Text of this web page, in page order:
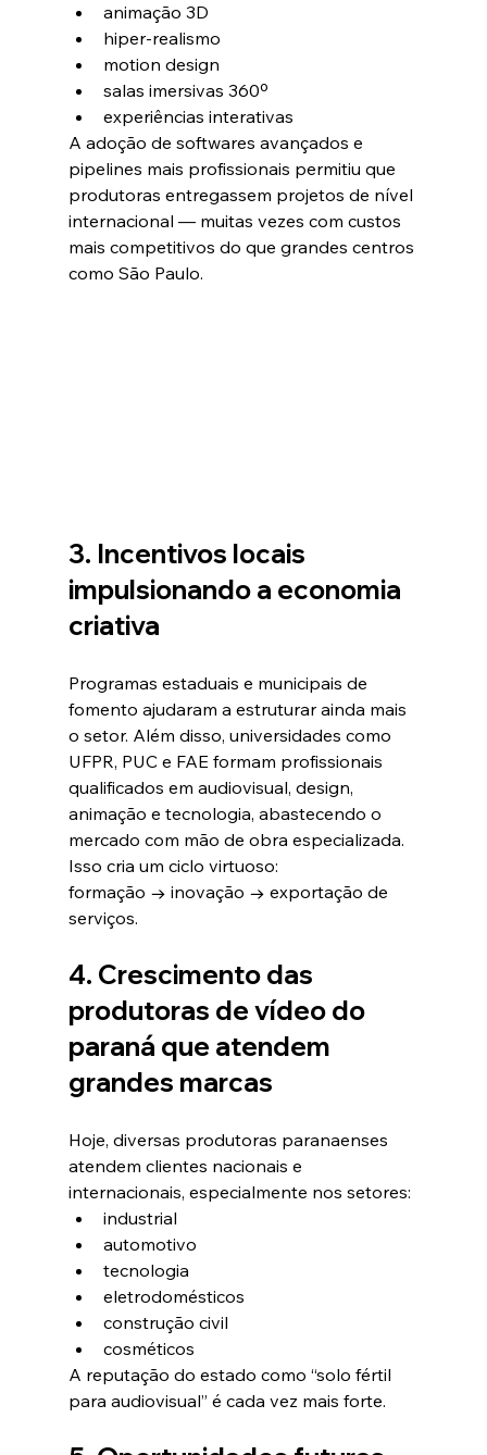
animação 3D
hiper-realismo
motion design
salas imersivas 360º
experiências interativas
A adoção de softwares avançados e
pipelines mais profissionais permitiu que
produtoras entregassem projetos de nível
internacional — muitas vezes com custos
mais competitivos do que grandes centros
como São Paulo.
3. Incentivos locais
impulsionando a economia
criativa
Programas estaduais e municipais de
fomento ajudaram a estruturar ainda mais
o setor. Além disso, universidades como
UFPR, PUC e FAE formam profissionais
qualificados em audiovisual, design,
animação e tecnologia, abastecendo o
mercado com mão de obra especializada.
Isso cria um ciclo virtuoso:
formação → inovação → exportação de
serviços.
4. Crescimento das
produtoras de vídeo do
paraná que atendem
grandes marcas
Hoje, diversas produtoras paranaenses
atendem clientes nacionais e
internacionais, especialmente nos setores:
industrial
automotivo
tecnologia
eletrodomésticos
construção civil
cosméticos
A reputação do estado como “solo fértil
para audiovisual” é cada vez mais forte.